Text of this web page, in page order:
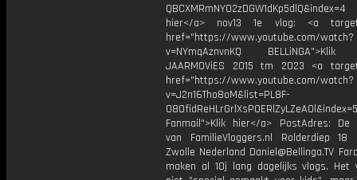
hier</a> nov13 1e vlog: <a
href="https://www.youtube.com/watch?
v=NYmqAznvnKQ BELLiNGA">Klik
JAARMOViES 2015 tm 2023 <a
href="https://www.youtube.com/watch?
v=J2n16Tho8oM&list=PL8F-
O8OfidReHLrGrlXsP0ERlZyLZeAOl&index=5
Fanmail">Klik hier</a> PostAdres: De
van FamilieVloggers.nl Rolderdiep 18
Zwolle Nederland Daniel@Bellinga.TV
maken al 10j lang dagelijks vlogs. Het